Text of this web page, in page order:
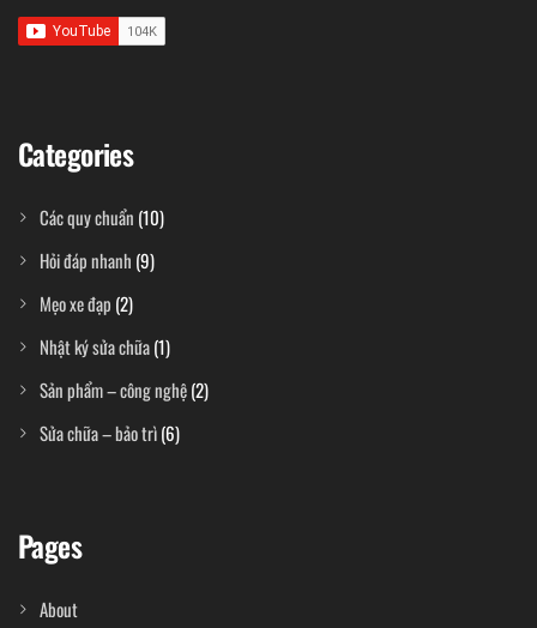
Categories
Các quy chuẩn (10)
Hỏi đáp nhanh (9)
Mẹo xe đạp (2)
Nhật ký sửa chữa(1)
Sản phẩm – công nghệ(2)
Sửa chữa – bảo trì(6)
Pages
About